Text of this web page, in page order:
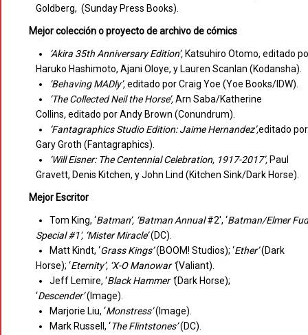
Goldberg, (Sunday Press Books).
Mejor colección o proyecto de archivo de cómics
‘Akira 35th Anniversary Edition’, Katsuhiro Otomo, editado
Haruko Hashimoto, Ajani Oloye, y Lauren Scanlan (Kodansha).
‘Behaving MADly’,editado por Craig Yoe (Yoe Books/IDW).
‘The Collected Neil the Horse’,Arn Saba/Katherine
Collins,editado por Andy Brown (Conundrum).
‘Fantagraphics Studio Edition: Jaime Hernandez’,editado por
Gary Groth (Fantagraphics).
‘Will Eisner: The Centennial Celebration, 1917-2017’, Paul
Gravett, Denis Kitchen, y John Lind (Kitchen Sink/Dark Horse).
Mejor Escritor
Tom King, ‘Batman’, ‘Batman Annual#2′, ‘Batman/Elmer
Special #1′, ‘Mister Miracle’(DC).
Matt Kindt, ‘Grass Kings’(BOOM! Studios); ‘Ether’(Dark
Horse); ‘Eternity’, ‘X-O Manowar ‘(Valiant).
Jeff Lemire, ‘Black Hammer ‘(Dark Horse);
‘Descender’(Image).
Marjorie Liu, ‘Monstress’(Image).
Mark Russell, ‘The Flintstones’(DC).